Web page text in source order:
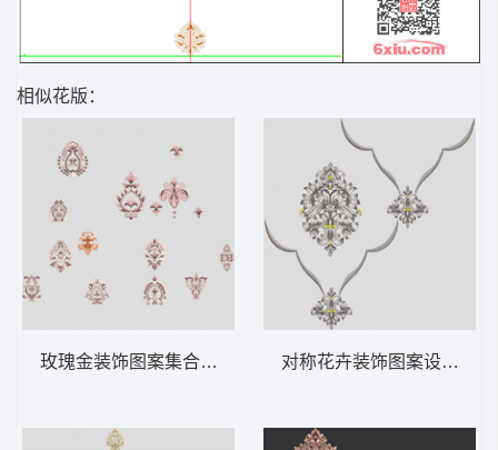
相似花版：
玫瑰金装饰图案集合 软装 装饰 窗帘对称花卉装饰图案设计 软